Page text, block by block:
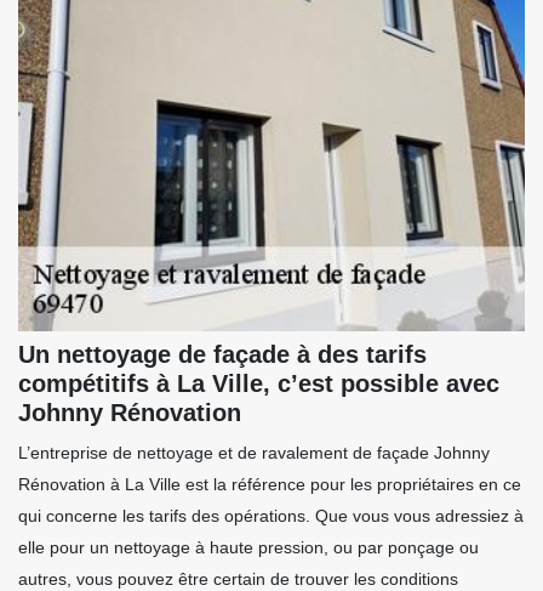
Un nettoyage de façade à des tarifs
compétitifs à La Ville, c’est possible avec
Johnny Rénovation
L’entreprise de nettoyage et de ravalement de façade Johnny
Rénovation à La Ville est la référence pour les propriétaires en ce
qui concerne les tarifs des opérations. Que vous vous adressiez à
elle pour un nettoyage à haute pression, ou par ponçage ou
autres, vous pouvez être certain de trouver les conditions